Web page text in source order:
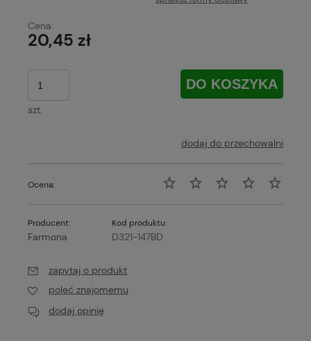
Cena:
20,45 zł
szt.
DO KOSZYKA
dodaj do przechowalni
Ocena:
Producent:
Farmona
Kod produktu:
D321-147BD
zapytaj o produkt
poleć znajomemu
dodaj opinię